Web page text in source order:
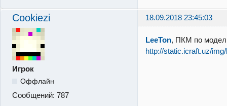
Cookiezi 18.09.2018 23:45:03
Игрок
Оффлайн
Сообщений: 787
LeeTon, ПКМ по
http://static.icraft.uz/